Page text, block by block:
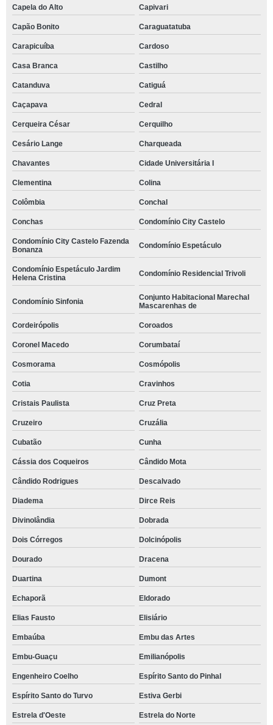
Capela do Alto Capivari
Capão Bonito Caraguatatuba
Carapicuíba Cardoso
Casa Branca Castilho
Catanduva Catiguá
Caçapava Cedral
Cerqueira César Cerquilho
Cesário Lange Charqueada
Chavantes Cidade Universitária I
Clementina Colina
Colômbia Conchal
Conchas Condomínio City Castelo
Condomínio City Castelo Fazenda
Bonanza
Condomínio Espetáculo
Condomínio Espetáculo Jardim
Helena Cristina
Condomínio Residencial Trivoli
Condomínio Sinfonia
Conjunto Habitacional Marechal
Mascarenhas de
Cordeirópolis Coroados
Coronel Macedo Corumbataí
Cosmorama Cosmópolis
Cotia Cravinhos
Cristais Paulista Cruz Preta
Cruzeiro Cruzália
Cubatão Cunha
Cássia dos Coqueiros Cândido Mota
Cândido Rodrigues Descalvado
Diadema Dirce Reis
Divinolândia Dobrada
Dois Córregos Dolcinópolis
Dourado Dracena
Duartina Dumont
Echaporã Eldorado
Elias Fausto Elisiário
Embaúba Embu das Artes
Embu-Guaçu Emilianópolis
Engenheiro Coelho Espírito Santo do Pinhal
Espírito Santo do Turvo Estiva Gerbi
Estrela d'Oeste Estrela do Norte